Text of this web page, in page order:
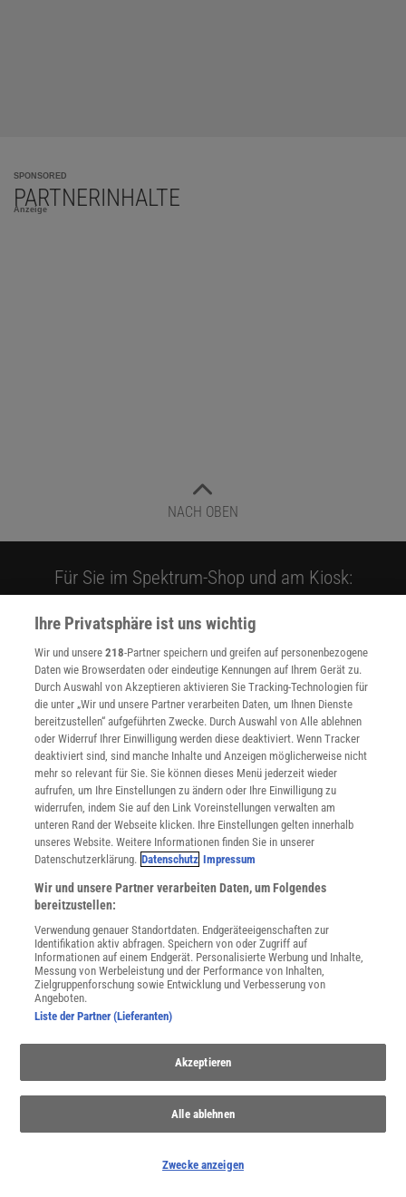
SPONSORED
PARTNERINHALTE
Anzeige
NACH OBEN
Für Sie im Spektrum-Shop und am Kiosk:
WEITERE NEUERSCHEINUNGEN SPEKTRUM SHOP
Spektrum.de-Newsletter abonnieren
JETZT ANMELDEN!
mit Ihren personenbezogenen Daten finden Sie in unsererDatenschutzerklärung
SERVICES
Newsletter
Kontakt
Spektrum Shop
Im Handel kaufen
Verträge kündigen
INFO
Ihre Privatsphäre ist uns wichtig
Wir und unsere218-Partner speichern und greifen auf personenbezogene
Daten wie Browserdaten oder eindeutige Kennungen auf Ihrem Gerät zu.
Durch Auswahl von Akzeptieren aktivieren Sie Tracking-Technologien für
die unter „Wir und unsere Partner verarbeiten Daten, um Ihnen Dienste
bereitzustellen“ aufgeführten Zwecke. Durch Auswahl von Alle ablehnen
oder Widerruf Ihrer Einwilligung werden diese deaktiviert. Wenn Tracker
deaktiviert sind, sind manche Inhalte und Anzeigen möglicherweise nicht
mehr so relevant für Sie. Sie können dieses Menü jederzeit wieder
aufrufen, um Ihre Einstellungen zu ändern oder Ihre Einwilligung zu
widerrufen, indem Sie auf den Link Voreinstellungen verwalten am
unteren Rand der Webseite klicken. Ihre Einstellungen gelten innerhalb
unseres Website. Weitere Informationen finden Sie in unserer
Datenschutzerklärung. Datenschutz Impressum
Wir und unsere Partner verarbeiten Daten, um Folgendes
bereitzustellen:
Verwendung genauer Standortdaten. Endgeräteeigenschaften zur
Identifikation aktiv abfragen. Speichern von oder Zugriff auf
Informationen auf einem Endgerät. Personalisierte Werbung und Inhalte,
Messung von Werbeleistung und der Performance von Inhalten,
Zielgruppenforschung sowie Entwicklung und Verbesserung von
Angeboten.
Liste der Partner (Lieferanten)
Akzeptieren
Alle ablehnen
Zwecke anzeigen